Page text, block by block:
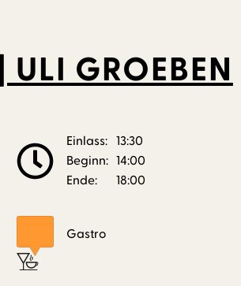
GROEBEN
Einlass: 13:30
Beginn: 14:00
Ende:
18:00
Gastro